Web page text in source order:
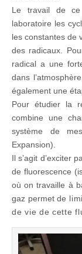
Le travail de
laboratoire les
les constantes de
des radicaux.
radical a une
dans
également une
Pour étudier la
combine une
système de
Expansion).
Il s’agit d’exciter
de fluorescence
où on travaille à
gaz permet de
de vie de cette